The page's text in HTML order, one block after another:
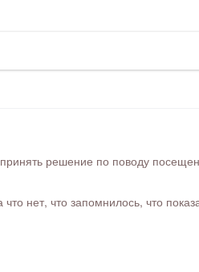
решение по поводу
нет, что запомнилось, что